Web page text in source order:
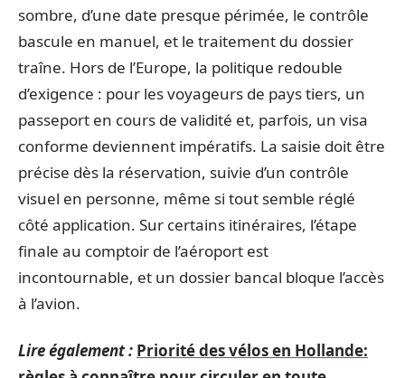
sombre, d’une date presque périmée, le contrôle
bascule en manuel, et le traitement du dossier
traîne. Hors de l’Europe, la politique redouble
d’exigence : pour les voyageurs de pays tiers, un
passeport en cours de validité et, parfois, un visa
conforme deviennent impératifs. La saisie doit être
précise dès la réservation, suivie d’un contrôle
visuel en personne, même si tout semble réglé
côté application. Sur certains itinéraires, l’étape
finale au comptoir de l’aéroport est
incontournable, et un dossier bancal bloque l’accès
à l’avion.
Lire également : Priorité des vélos en Hollande: